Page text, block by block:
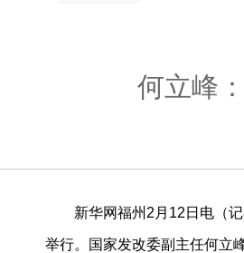
何立峰
新华网福州2月12日电（
举行。国家发改委副主任何立